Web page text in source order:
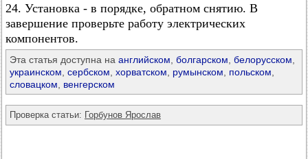
24. Установка - в порядке, обратном снятию. В
завершение проверьте работу электрических
компонентов.
Эта статья доступна на английском болгарском белорусском
украинском сербском хорватском румынском польском
словацком
венгерском
Проверка статьи: Горбунов Ярослав